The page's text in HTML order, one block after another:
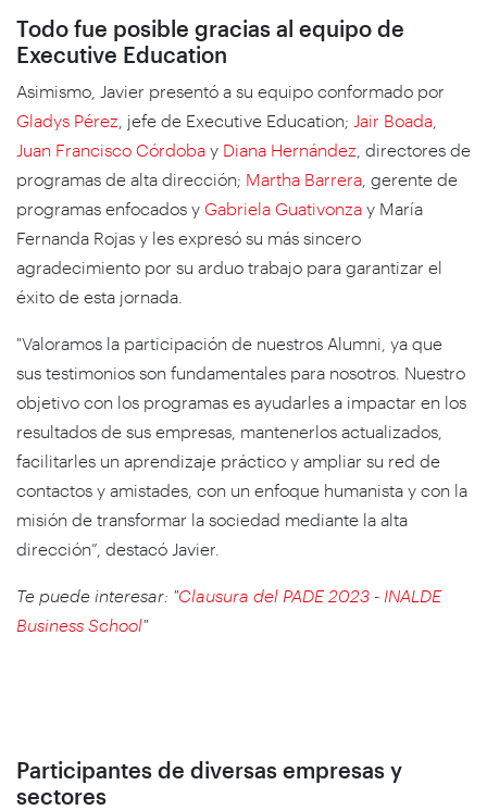
Todo fue posible gracias al equipo de
Executive Education
Asimismo, Javier presentó a su equipo conformado por
Gladys Pérez , jefe de Executive Education; Jair Boada
Juan Francisco Córdoba y Diana Hernández , directores de
programas de alta dirección; Martha Barrera , gerente de
programas enfocados y Gabriela Guativonza y María
Fernanda Rojas y les expresó su más sincero
agradecimiento por su arduo trabajo para garantizar el
éxito de esta jornada.
"Valoramos la participación de nuestros Alumni, ya que
sus testimonios son fundamentales para nosotros. Nuestro
objetivo con los programas es ayudarles a impactar en los
resultados de sus empresas, mantenerlos actualizados,
facilitarles un aprendizaje práctico y ampliar su red de
contactos y amistades, con un enfoque humanista y con la
misión de transformar la sociedad mediante la alta
dirección”, destacó Javier.
Te puede interesar: "Clausura del PADE 2023 - INALDE
Business School"
Participantes de diversas empresas y
sectores